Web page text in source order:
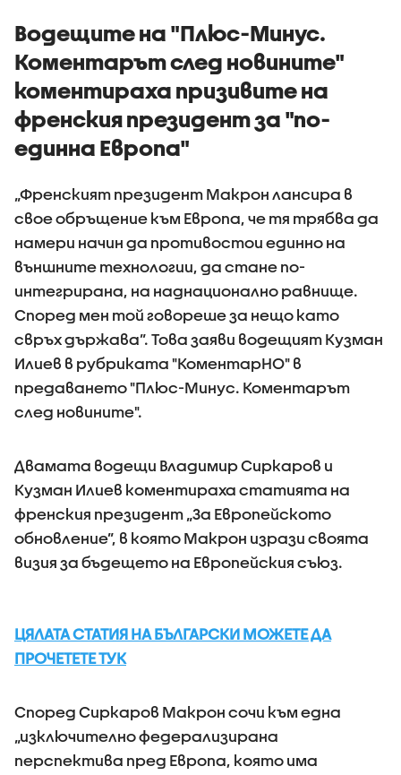
Водещите на "Плюс-Минус.
Коментарът след новините"
коментираха призивите на
френския президент за "по-
единна Европа"
„Френският президент Макрон лансира в
свое обръщение към Европа, че тя трябва да
намери начин да противостои единно на
външните технологии, да стане по-
интегрирана, на наднационално равнище.
Според мен той говореше за нещо като
свръх държава”. Това заяви водещият Кузман
Илиев в рубриката "КоментарНО" в
предаването "Плюс-Минус. Коментарът
след новините".
Двамата водещи Владимир Сиркаров и
Кузман Илиев коментираха статията на
френския президент „За Европейското
обновление”, в която Макрон изрази своята
визия за бъдещето на Европейския съюз.
ЦЯЛАТА СТАТИЯ НА БЪЛГАРСКИ МОЖЕТЕ ДА
ПРОЧЕТЕТЕ ТУК
Според Сиркаров Макрон сочи към една
„изключително федерализирана
перспектива пред Европа, която има